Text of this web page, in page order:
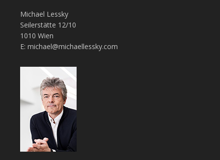
Michael Lessky
Seilerstätte 12/10
1010 Wien
E: michael@michaellessky.com